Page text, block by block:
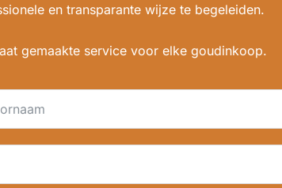
en transparante wijze te begeleiden.
gemaakte service voor elke goudinkoop.